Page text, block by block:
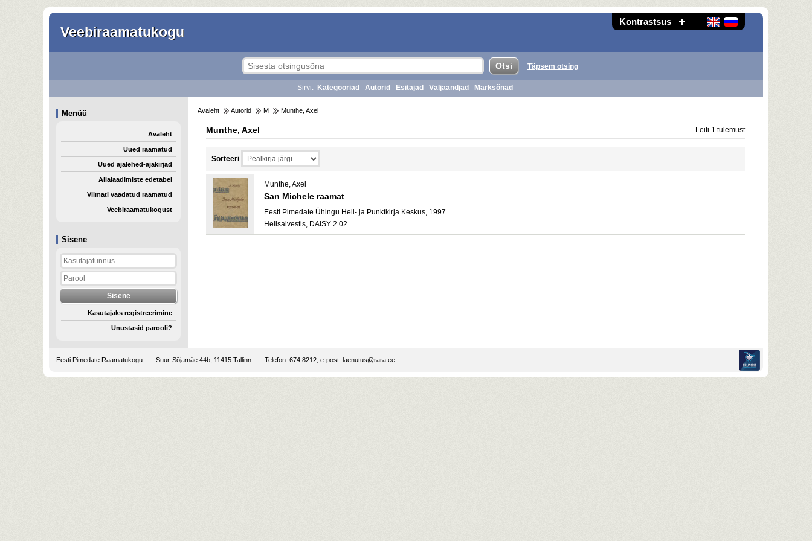
Kontrastsus
Veebiraamatukogu
Sisene
Kasutajaks registreerimine
Unustasid parooli?
Täpsem otsing
Sirvi: Kategooriad Autorid Esitajad Väljaandjad Märksõnad
Menüü
Avaleht
Uued raamatud
Uued ajalehed-ajakirjad
Allalaadimiste edetabel
Viimati vaadatud raamatud
Veebiraamatukogust
Avaleht Autorid M Munthe, Axel
Munthe, Axel Leiti 1 tulemust
Sorteeri
Munthe, Axel
San Michele raamat
Eesti Pimedate Ühingu Heli- ja Punktkirja Keskus, 1997
Helisalvestis, DAISY 2.02
Eesti Pimedate Raamatukogu Suur-Sõjamäe 44b, 11415 Tallinn Telefon: 674 8212, e-post: laenutus@rara.ee